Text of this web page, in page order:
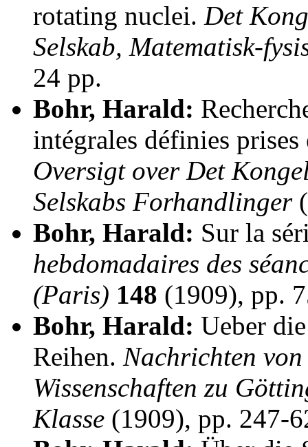
rotating nuclei. Det
Selskab, Matematisk-
24 pp.
Bohr, Harald:
intégrales définies
Oversigt over Det
Selskabs Forhandlinger
Bohr, Harald: Sur la
hebdomadaires des
(Paris) 148 (1909), pp.
Bohr, Harald: Ueber
Reihen. Nachrichten
Wissenschaften zu
Klasse (1909), pp. 247-